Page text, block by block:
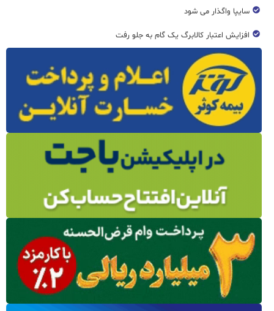
سایپا واگذار می شود
افزایش اعتبار کالابرگ یک گام به جلو رفت